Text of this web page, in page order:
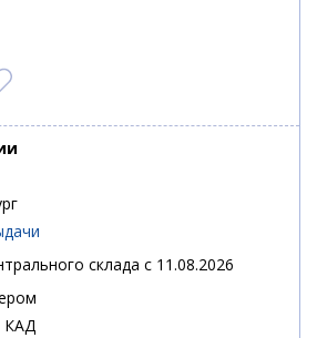
склада с 11.08.2026
КАД